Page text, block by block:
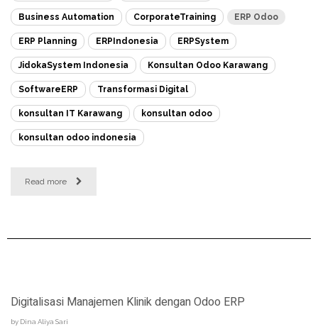
Business Automation CorporateTraining ERP Odoo
ERP Planning ERPIndonesia ERPSystem
JidokaSystem Indonesia Konsultan Odoo Karawang
SoftwareERP Transformasi Digital
konsultan IT Karawang konsultan odoo
konsultan odoo indonesia
Read more
Digitalisasi Manajemen Klinik dengan Odoo ERP
by Dina Aliya Sari